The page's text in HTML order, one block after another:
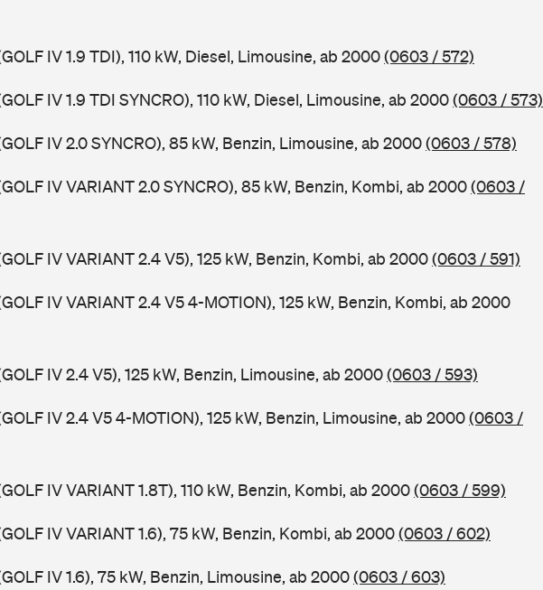
IV 1.9 TDI), 110 kW, Diesel, Limousine, ab 2000(0603 / 572)
IV 1.9 TDI SYNCRO), 110 kW, Diesel, Limousine, ab 2000(0603 / 573)
IV 2.0 SYNCRO), 85 kW, Benzin, Limousine, ab 2000(0603 / 578)
IV VARIANT 2.0 SYNCRO), 85 kW, Benzin, Kombi, ab 2000(0603 /
IV VARIANT 2.4 V5), 125 kW, Benzin, Kombi, ab 2000(0603 / 591)
IV VARIANT 2.4 V5 4-MOTION), 125 kW, Benzin, Kombi, ab 2000
IV 2.4 V5), 125 kW, Benzin, Limousine, ab 2000(0603 / 593)
IV 2.4 V5 4-MOTION), 125 kW, Benzin, Limousine, ab 2000(0603 /
IV VARIANT 1.8T), 110 kW, Benzin, Kombi, ab 2000(0603 / 599)
IV VARIANT 1.6), 75 kW, Benzin, Kombi, ab 2000(0603 / 602)
IV 1.6), 75 kW, Benzin, Limousine, ab 2000(0603 / 603)